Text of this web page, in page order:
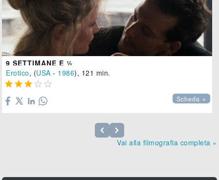
9 SETTIMANE E ½
Erotico, (USA - 1986), 121 min.
    
Scheda »
Vai alla filmografia completa »